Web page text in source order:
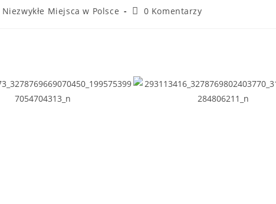
Niezwykłe Miejsca w Polsce 0 Komentarzy